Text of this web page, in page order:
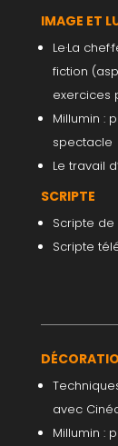
IMAGE ET
Le·La
fiction
exercices
Millumin :
spectacle
Le travail
SCRIPTE
Scripte
Scripte
avec
Millumin :